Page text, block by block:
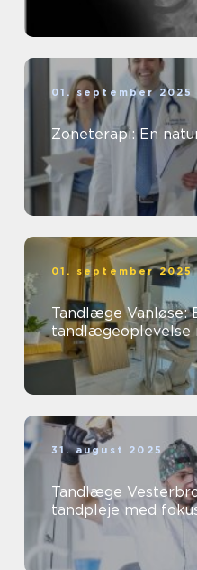
01. september 2025
Zoneterapi: En
01. september 2025
Tandlæge Vanløse:
tandlægeoplevelse
31. august 2025
Tandlæge
tandpleje med